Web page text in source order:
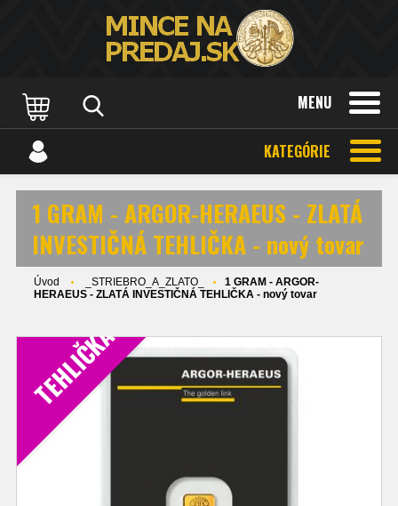
MENU
KATEGÓRIE
1 GRAM - ARGOR-HERAEUS - ZLATÁ
INVESTIČNÁ TEHLIČKA - nový tovar
Úvod _STRIEBRO_A_ZLATO_
1 GRAM - ARGOR-
HERAEUS - ZLATÁ INVESTIČNÁ TEHLIČKA - nový tovar
TEHLIČKA